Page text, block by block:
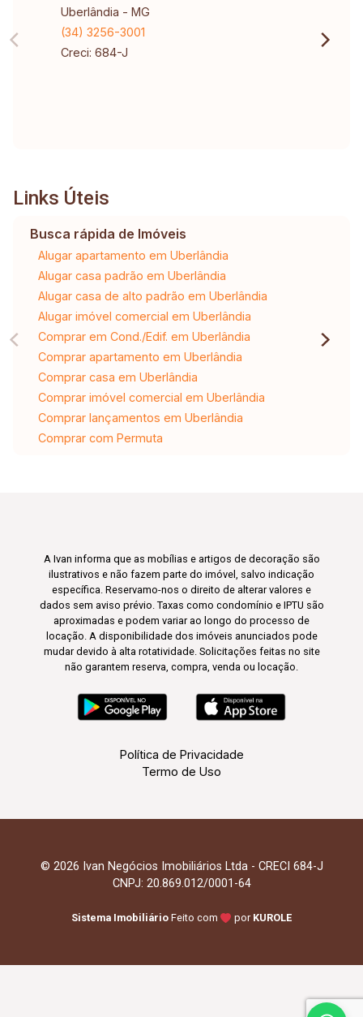
Uberlândia - MG
(34) 3256-3001
Creci: 684-J
Links Úteis
Busca rápida de Imóveis
Alugar apartamento em Uberlândia
Alugar casa padrão em Uberlândia
Alugar casa de alto padrão em Uberlândia
Alugar imóvel comercial em Uberlândia
Comprar em Cond./Edif. em Uberlândia
Comprar apartamento em Uberlândia
Comprar casa em Uberlândia
Comprar imóvel comercial em Uberlândia
Comprar lançamentos em Uberlândia
Comprar com Permuta
A Ivan informa que as mobílias e artigos de decoração são
ilustrativos e não fazem parte do imóvel, salvo indicação
específica. Reservamo-nos o direito de alterar valores e
dados sem aviso prévio. Taxas como condomínio e IPTU são
aproximadas e podem variar ao longo do processo de
locação. A disponibilidade dos imóveis anunciados pode
mudar devido à alta rotatividade. Solicitações feitas no site
não garantem reserva, compra, venda ou locação.
Política de Privacidade
Termo de Uso
© 2026 Ivan Negócios Imobiliários Ltda - CRECI 684-J
CNPJ: 20.869.012/0001-64
Sistema Imobiliário Feito com por KUROLE